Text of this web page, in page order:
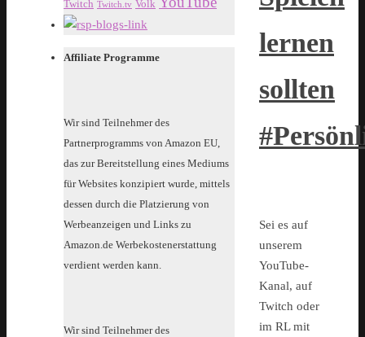
lernen
sollten
Sei es auf
unserem
YouTube-
Kanal, auf
Twitch oder
im RL mit
Twitch Twitch.tv Volk
Affiliate Programme
Wir sind Teilnehmer des
Partnerprogramms von Amazon EU,
das zur Bereitstellung eines Mediums
für Websites konzipiert wurde, mittels
dessen durch die Platzierung von
Werbeanzeigen und Links zu
Amazon.de Werbekostenerstattung
verdient werden kann.
Wir sind Teilnehmer des